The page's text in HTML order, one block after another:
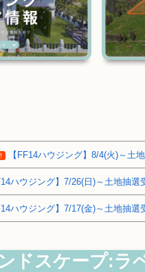
【FF14ハウジング】8/4(火)～土
ハウジング】7/26(日)～土地抽
ハウジング】7/17(金)～土地抽
ドスケープ:ラ